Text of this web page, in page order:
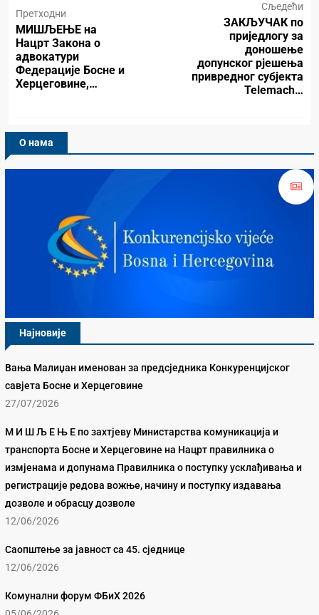
Претходни
МИШЉЕЊЕ на
Нацрт Закона о
адвокатури
Федерације Босне и
Херцеговине,…
Сљедећи
ЗАКЉУЧАК по
приједлогу за
доношење
допунског рјешења
привредног субјекта
Telemach…
О нама
Најновије
Вања Малиџан именован за предсједника Конкуренцијског
савјета Босне и Херцеговине
27/07/2026
М И Ш Љ Е Њ Е по захтјеву Министарства комуникација и
транспорта Босне и Херцеговине на Нацрт правилника о
измјенама и допунама Правилника о поступку усклађивања и
регистрације редова вожње, начину и поступку издавања
дозволе и обрасцу дозволе
12/06/2026
Саопштење за јавност са 45. сједнице
12/06/2026
Комунални форум ФБиХ 2026